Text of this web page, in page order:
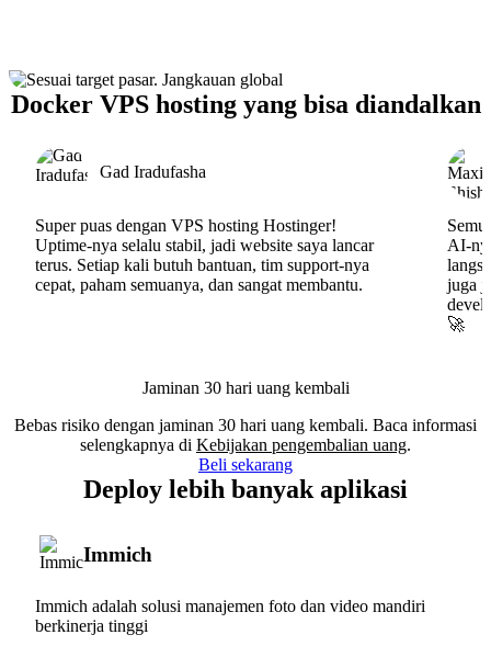
Docker VPS hosting yang bisa diandalkan
Gad Iradufasha
Super puas dengan VPS hosting Hostinger!
Uptime-nya selalu stabil, jadi website saya lancar
terus. Setiap kali butuh bantuan, tim support-nya
cepat, paham semuanya, dan sangat membantu.
AI-
juga
🚀
Jaminan 30 hari uang kembali
Bebas risiko dengan jaminan 30 hari uang kembali. Baca informasi
selengkapnya di Kebijakan pengembalian uang.
Beli sekarang
Deploy lebih banyak aplikasi
Immich
Immich adalah solusi manajemen foto dan video mandiri
berkinerja tinggi